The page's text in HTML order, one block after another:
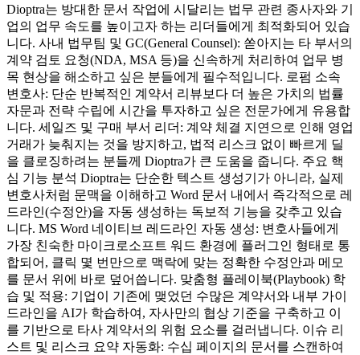
Dioptra는 방대한 문서 작업에 시달리는 법무 관련 종사자와 기
업의 업무 속도를 높이고자 하는 리더들에게 최적화되어 있습
니다. 사내 법무팀 및 GC(General Counsel): 쏟아지는 타 부서의
계약 검토 요청(NDA, MSA 등)을 신속하게 처리하여 업무 병
목 현상을 해소하고 싶은 분들에게 필수적입니다. 로펌 소속
변호사: 단순 반복적인 계약서 리뷰보다 더 높은 가치의 법률
자문과 전략 수립에 시간을 투자하고 싶은 전문가에게 유용합
니다. 세일즈 및 구매 부서 리더: 계약 체결 지연으로 인해 영업
거래가 늦춰지는 것을 방지하고, 법적 리스크 없이 빠르게 딜
을 클로징하려는 분들께 Dioptra가 큰 도움을 줍니다. 주요 핵
심 기능 분석 Dioptra는 단순한 텍스트 생성기가 아니라, 실제
변호사처럼 문맥을 이해하고 Word 문서 내에서 즉각적으로 레
드라인(수정안)을 자동 생성하는 독보적 기능을 갖추고 있습
니다. MS Word 네이티브 레드라인 자동 생성: 변호사들에게
가장 친숙한 마이크로소프트 워드 환경에 플러그인 형태로 통
합되어, 클릭 몇 번만으로 맥락에 맞는 정확한 수정안과 메모
를 문서 위에 바로 덮어씁니다. 맞춤형 플레이북(Playbook) 학
습 및 적용: 기업이 기존에 맺었던 수많은 계약서와 내부 가이
드라인을 AI가 학습하여, 자사만의 협상 기준을 구축하고 이
를 기반으로 타사 계약서의 위험 요소를 걸러냅니다. 이슈 리
스트 및 리스크 요약 자동화: 수십 페이지의 문서를 스캔하여